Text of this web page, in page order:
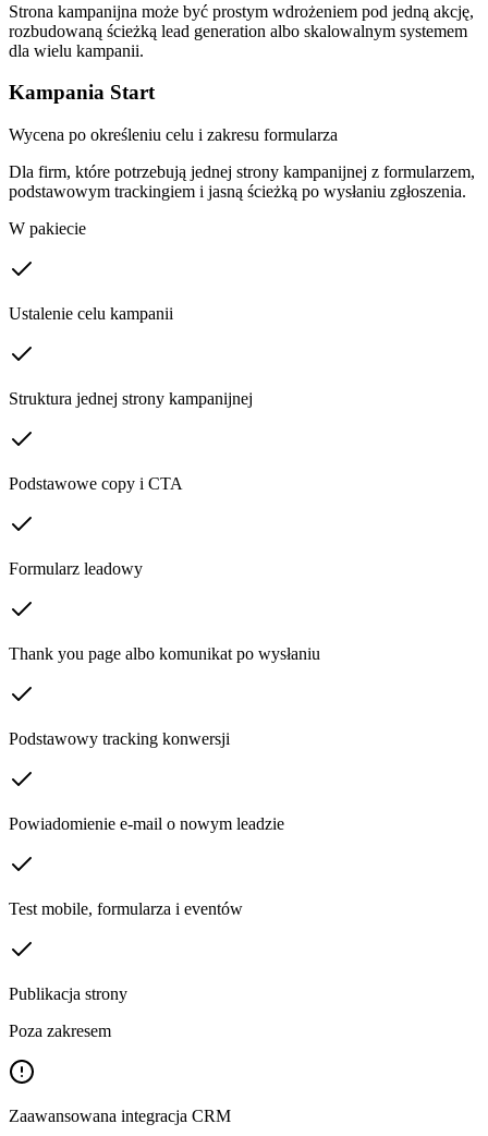
Strona kampanijna może być prostym wdrożeniem pod jedną akcję,
rozbudowaną ścieżką lead generation albo skalowalnym systemem
dla wielu kampanii.
Kampania Start
Wycena po określeniu celu i zakresu formularza
Dla firm, które potrzebują jednej strony kampanijnej z formularzem,
podstawowym trackingiem i jasną ścieżką po wysłaniu zgłoszenia.
W pakiecie
Ustalenie celu kampanii
Struktura jednej strony kampanijnej
Podstawowe copy i CTA
Formularz leadowy
Thank you page albo komunikat po wysłaniu
Podstawowy tracking konwersji
Powiadomienie e-mail o nowym leadzie
Test mobile, formularza i eventów
Publikacja strony
Poza zakresem
Zaawansowana integracja CRM